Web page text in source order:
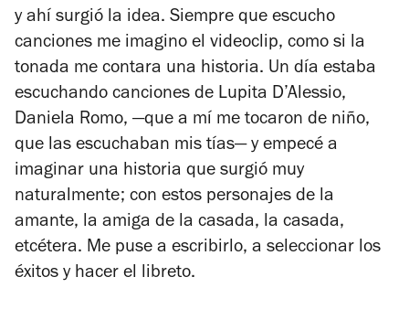
y ahí surgió la idea. Siempre que escucho
canciones me imagino el videoclip, como si la
tonada me contara una historia. Un día estaba
escuchando canciones de Lupita D’Alessio,
Daniela Romo, —que a mí me tocaron de niño,
que las escuchaban mis tías— y empecé a
imaginar una historia que surgió muy
naturalmente; con estos personajes de la
amante, la amiga de la casada, la casada,
etcétera. Me puse a escribirlo, a seleccionar los
éxitos y hacer el libreto.